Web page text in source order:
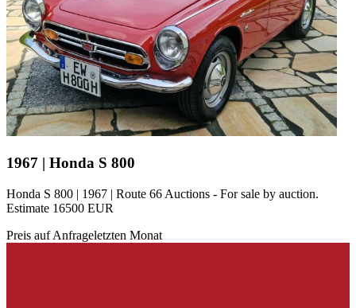
1967 | Honda S 800
Honda S 800 | 1967 | Route 66 Auctions - For sale by auction.
Estimate 16500 EUR
Preis auf Anfrageletzten Monat